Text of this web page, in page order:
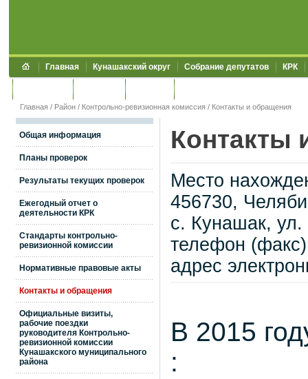
Главная Кунашакский округ Собрание депутатов КРК
Главная / Район / Контрольно-ревизионная комиссия / Контакты и обращения
Общая информация
Планы проверок
Результаты текущих проверок
Ежегодный отчет о
деятельности КРК
Стандарты контрольно-
ревизионной комиссии
Нормативные правовые акты
Контакты и обращения
Официальные визиты,
рабочие поездки
руководителя Контрольно-
ревизионной комиссии
Кунашакского муниципального
района
Контакты
Место
456730,
с. Кунашак,
телефон
адрес
В 2015
: